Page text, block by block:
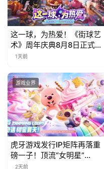
这一球，为热爱！《街球艺
术》周年庆典8月8日正式上
线，多重福利与全新内容同
1天前
游戏业界
虎牙游戏发行IP矩阵再落重
磅一子！顶流“女明星”
ZANMANG LOOPY 正版3D
2天前